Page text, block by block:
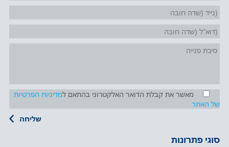
מאשר את קבלת הדואר האלקטרוני בהתאם למדיניות הפרטיות
של האתר
סוגי פתרונות